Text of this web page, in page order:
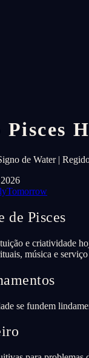
Pisces
de Water |
Tomorrow
de Pisces
e criatividade
música e
se fundem